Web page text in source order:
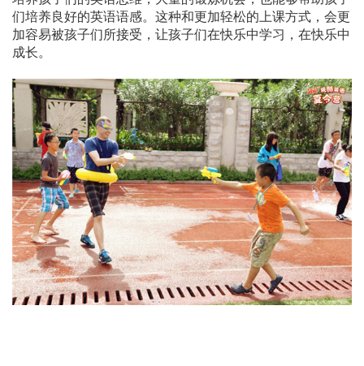
们培养良好的英语语感。这种和更加轻松的上课方式，会更
加容易被孩子们所接受，让孩子们在快乐中学习，在快乐中
成长。